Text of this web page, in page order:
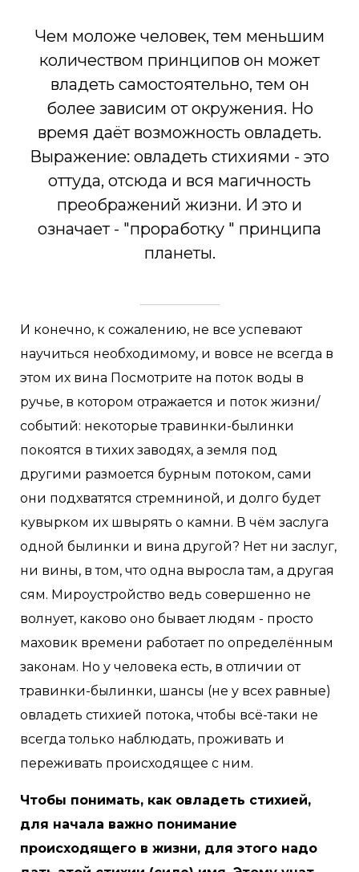
Чем моложе человек, тем меньшим
количеством принципов он может
владеть самостоятельно, тем он
более зависим от окружения. Но
время даёт возможность овладеть.
Выражение: овладеть стихиями - это
оттуда, отсюда и вся магичность
преображений жизни. И это и
означает - "проработку " принципа
планеты.
И конечно, к сожалению, не все успевают
научиться необходимому, и вовсе не всегда в
этом их вина Посмотрите на поток воды в
ручье, в котором отражается и поток жизни/
событий: некоторые травинки-былинки
покоятся в тихих заводях, а земля под
другими размоется бурным потоком, сами
они подхватятся стремниной, и долго будет
кувырком их швырять о камни. В чём заслуга
одной былинки и вина другой? Нет ни заслуг,
ни вины, в том, что одна выросла там, а другая
сям. Мироустройство ведь совершенно не
волнует, каково оно бывает людям - просто
маховик времени работает по определённым
законам. Но у человека есть, в отличии от
травинки-былинки, шансы (не у всех равные)
овладеть стихией потока, чтобы всё-таки не
всегда только наблюдать, проживать и
переживать происходящее с ним.
Чтобы понимать, как овладеть стихией,
для начала важно понимание
происходящего в жизни, для этого надо